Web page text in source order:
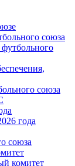
союза
союза
года
союза
комитет